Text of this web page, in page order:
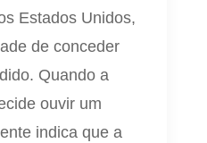
Estados Unidos,
de conceder
Quando a
ouvir um
indica que a